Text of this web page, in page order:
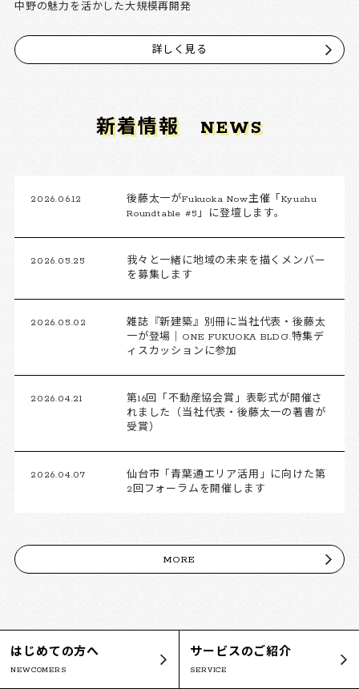
中野の魅力を活かした大規模再開発
詳しく見る
新着情報 NEWS
2026.06.12
後藤太一がFukuoka Now主催「Kyushu
Roundtable #5」に登壇します。
2026.05.25
我々と一緒に地域の未来を描くメンバー
を募集します
2026.05.02
雑誌『新建築』別冊に当社代表・後藤太
一が登場｜ONE FUKUOKA BLDG.特集デ
ィスカッションに参加
2026.04.21
第16回「不動産協会賞」表彰式が開催さ
れました（当社代表・後藤太一の著書が
受賞）
2026.04.07
仙台市「青葉通エリア活用」に向けた第
2回フォーラムを開催します
MORE
はじめての方へ
NEWCOMERS
サービスのご紹介
SERVICE